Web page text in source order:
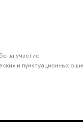
за участие!
и пунктуационных